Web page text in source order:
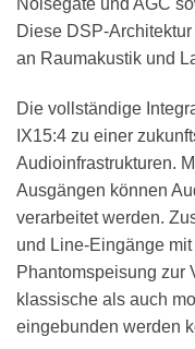
Noisegate und AGC
Diese DSP-
an Raumakustik und
Die vollständige
IX15:4 zu einer
Audioinfrastrukturen.
Ausgängen können
verarbeitet werden.
und Line-Eingänge
Phantomspeisung zur
klassische als auch
eingebunden werden